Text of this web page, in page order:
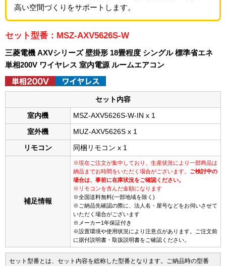
高い空間づくりをサポートします。
セット型番：MSZ-AXV5626S-W
三菱電機 AXVシリーズ 壁掛形 18畳程度 シングル 標準省エネ
単相200V ワイヤレス 室内電源 ルームエアコン
セット内容
室内機 MSZ-AXV5626S-W-IN x 1
室外機 MUZ-AXV5626S x 1
リモコン 同梱リモコン x 1
補足情報
※現在ご注文が集中しており、生産状況により一部商品は
納品までお時間をいただく場合がございます。 ご検討中の
場合は、事前に在庫状況をご確認ください。
※リモコンを含んだ金額になります
※全国送料無料(一部地域を除く)
※ご納品先確認の際に、法人名・屋号などをお伺いさせて
いただく場合がございます
※メーカー1年保証付き
※設置環境や使用状況により注意点があります。ご注文前
に据付説明書・取扱説明書をご確認ください。
セット型番とは、セット内容を総称した型番となります。ご納品時の型番